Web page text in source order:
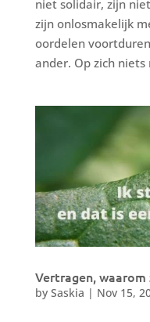
niet solidair, zijn
zijn onlosmakelijk
oordelen
ander. Op zich niets
Vertragen,
by Saskia | Nov 15,